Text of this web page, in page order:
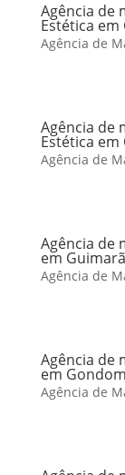
Agência de
Estética
Agência de
Agência de
Estética em
Agência de
Agência de
em
Agência de
Agência de
em
Agência de